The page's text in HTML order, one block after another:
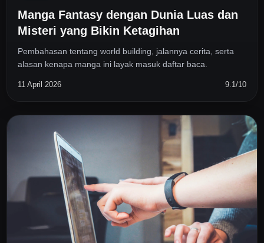
Manga Fantasy dengan Dunia Luas dan
Misteri yang Bikin Ketagihan
Pembahasan tentang world building, jalannya cerita, serta
alasan kenapa manga ini layak masuk daftar baca.
11 April 2026 9.1/10